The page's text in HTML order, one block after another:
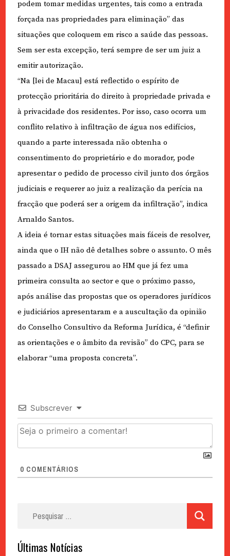
podem tomar medidas urgentes, tais como a entrada
forçada nas propriedades para eliminação” das
situações que coloquem em risco a saúde das pessoas.
Sem ser esta excepção, terá sempre de ser um juiz a
emitir autorização.
“Na [lei de Macau] está reflectido o espírito de
protecção prioritária do direito à propriedade privada e
à privacidade dos residentes. Por isso, caso ocorra um
conflito relativo à infiltração de água nos edifícios,
quando a parte interessada não obtenha o
consentimento do proprietário e do morador, pode
apresentar o pedido de processo civil junto dos órgãos
judiciais e requerer ao juiz a realização da perícia na
fracção que poderá ser a origem da infiltração”, indica
Arnaldo Santos.
A ideia é tornar estas situações mais fáceis de resolver,
ainda que o IH não dê detalhes sobre o assunto. O mês
passado a DSAJ assegurou ao HM que já fez uma
primeira consulta ao sector e que o próximo passo,
após análise das propostas que os operadores jurídicos
e judiciários apresentaram e a auscultação da opinião
do Conselho Consultivo da Reforma Jurídica, é “definir
as orientações e o âmbito da revisão” do CPC, para se
elaborar “uma proposta concreta”.
Subscrever
0 COMENTÁRIOS
Últimas Notícias